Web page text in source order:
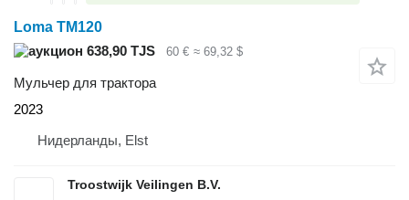
Loma TM120
638,90 TJS
60 € ≈ 69,32 $
Мульчер для трактора
2023
Нидерланды, Elst
Troostwijk Veilingen B.V.